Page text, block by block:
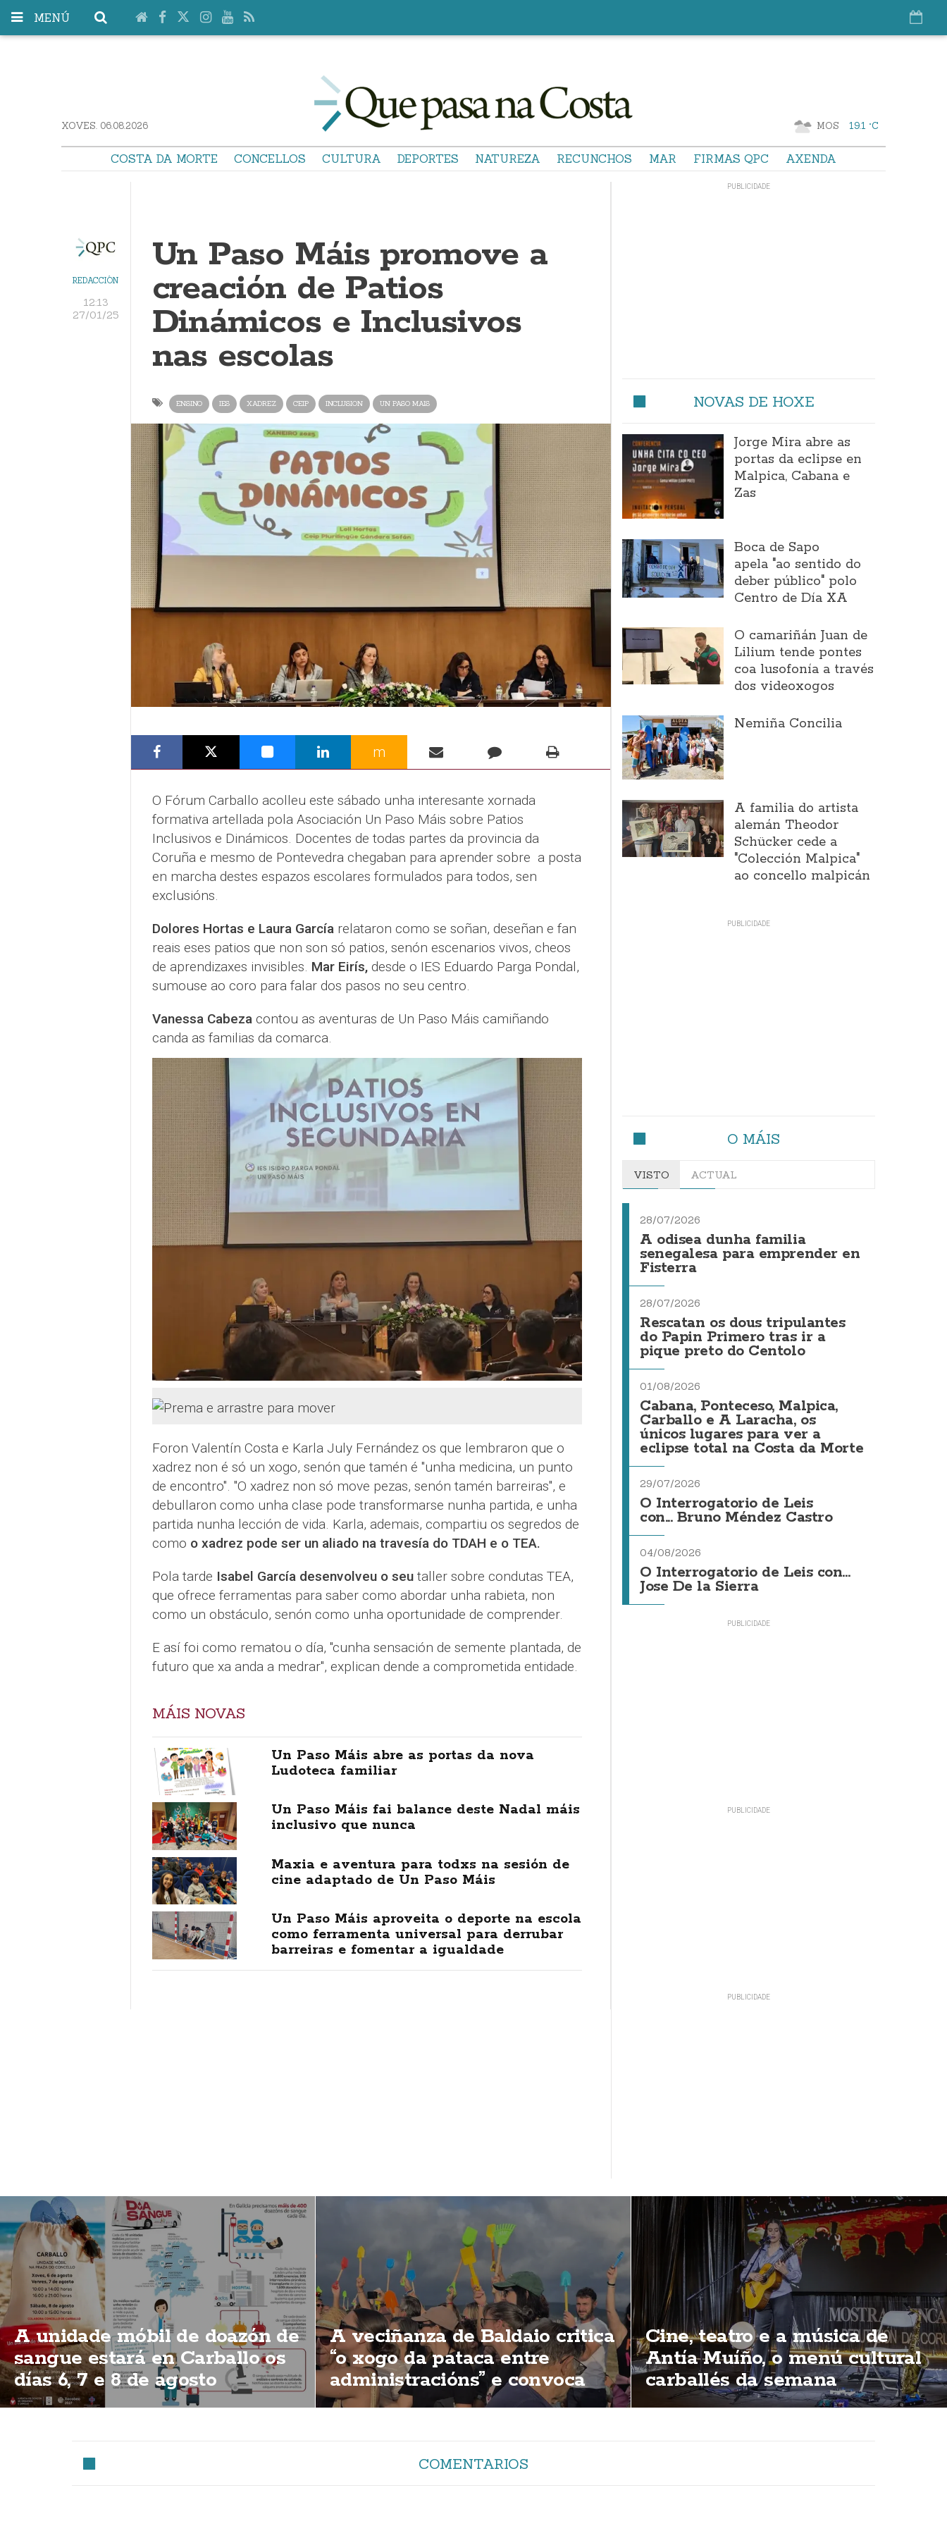
MENÚ
XOVES. 06.08.2026 MOS 19.1 °C
COSTA DA MORTE CONCELLOS CULTURA DEPORTES NATUREZA RECUNCHOS MAR FIRMAS QPC AXENDA
REDACCIÓN
12:13
27/01/25
Un Paso Máis promove a
creación de Patios
Dinámicos e Inclusivos
nas escolas
ENSINO IES XADREZ CEIP INCLUSION UN PASO MAIS
m
O Fórum Carballo acolleu este sábado unha interesante xornada
formativa artellada pola Asociación Un Paso Máis sobre Patios
Inclusivos e Dinámicos. Docentes de todas partes da provincia da
Coruña e mesmo de Pontevedra chegaban para aprender sobre a posta
en marcha destes espazos escolares formulados para todos, sen
exclusións.
Dolores Hortas e Laura García relataron como se soñan, deseñan e fan
reais eses patios que non son só patios, senón escenarios vivos, cheos
de aprendizaxes invisibles. Mar Eirís, desde o IES Eduardo Parga Pondal,
sumouse ao coro para falar dos pasos no seu centro.
Vanessa Cabezacontou as aventuras de Un Paso Máis camiñando
canda as familias da comarca.
Foron Valentín Costa e Karla July Fernández os que lembraron que o
xadrez non é só un xogo, senón que tamén é "unha medicina, un punto
de encontro". "O xadrez non só move pezas, senón tamén barreiras", e
debullaron como unha clase pode transformarse nunha partida, e unha
partida nunha lección de vida. Karla, ademais, compartiu os segredos de
como o xadrez pode ser un aliado na travesía do TDAH e o TEA.
Pola tarde Isabel García desenvolveu o seutaller sobre condutas TEA,
que ofrece ferramentas para saber como abordar unha rabieta, non
como un obstáculo, senón como unha oportunidade de comprender.
E así foi como rematou o día, "cunha sensación de semente plantada, de
futuro que xa anda a medrar", explican dende a comprometida entidade.
MÁIS NOVAS
Un Paso Máis abre as portas da nova
Ludoteca familiar
Un Paso Máis fai balance deste Nadal máis
inclusivo que nunca
Maxia e aventura para todxs na sesión de
cine adaptado de Un Paso Máis
Un Paso Máis aproveita o deporte na escola
como ferramenta universal para derrubar
barreiras e fomentar a igualdade
NOVAS DE HOXE
Jorge Mira abre as
portas da eclipse en
Malpica, Cabana e
Zas
Boca de Sapo
apela "ao sentido do
deber público" polo
Centro de Día XA
O camariñán Juan de
Lilium tende pontes
coa lusofonía a través
dos videoxogos
Nemiña Concilia
A familia do artista
alemán Theodor
Schücker cede a
"Colección Malpica"
ao concello malpicán
O MÁIS
VISTO ACTUAL
28/07/2026
A odisea dunha familia
senegalesa para emprender en
Fisterra
28/07/2026
Rescatan os dous tripulantes
do Papin Primero tras ir a
pique preto do Centolo
01/08/2026
Cabana, Ponteceso, Malpica,
Carballo e A Laracha, os
únicos lugares para ver a
eclipse total na Costa da Morte
29/07/2026
O Interrogatorio de Leis
con... Bruno Méndez Castro
04/08/2026
O Interrogatorio de Leis con...
Jose De la Sierra
A unidade móbil de doazón de
sangue estará en Carballo os
días 6, 7 e 8 de agosto
A veciñanza de Baldaio critica
“o xogo da pataca entre
administracións” e convoca
unha nova concentración
Cine, teatro e a música de
Antía Muíño, o menú cultural
carballés da semana
COMENTARIOS